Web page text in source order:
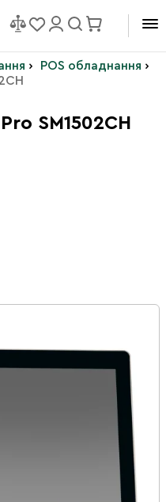
› POS обладнання ›
SM1502CH